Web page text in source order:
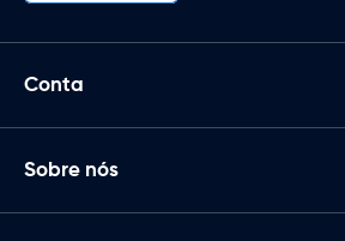
Conta
Sobre nós